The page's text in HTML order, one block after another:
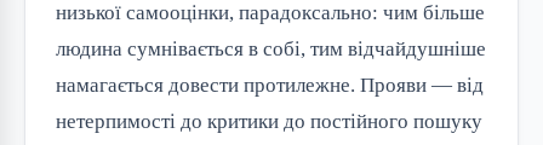
низької самооцінки, парадоксально: чим більше
людина сумнівається в собі, тим відчайдушніше
намагається довести протилежне. Прояви — від
нетерпимості до критики до постійного пошуку